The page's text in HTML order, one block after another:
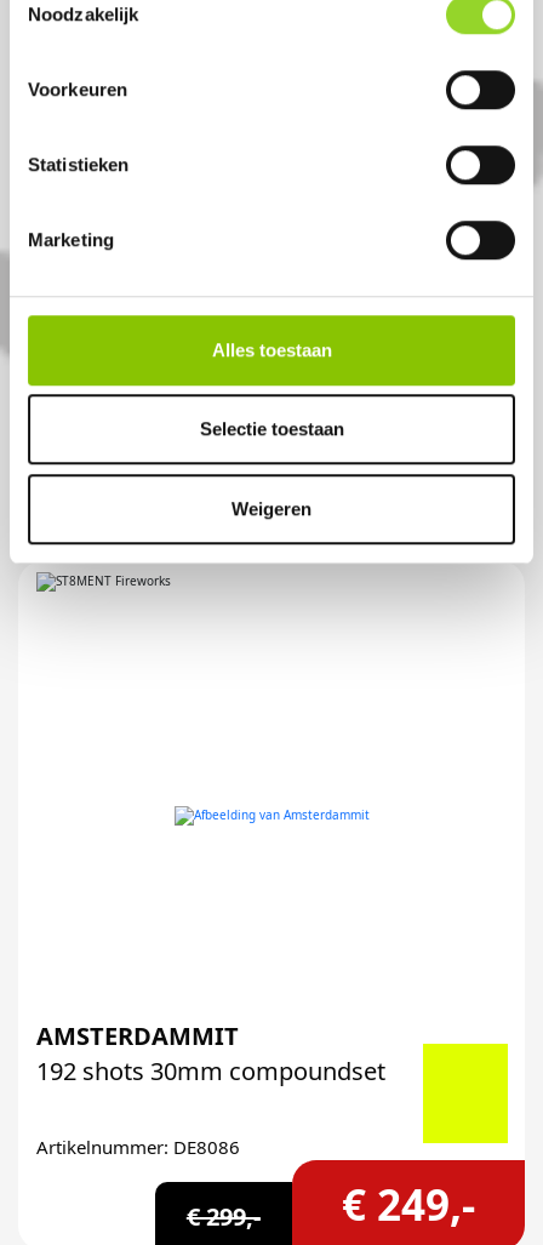
Noodzakelijk
Voorkeuren
Statistieken
Marketing
Alles toestaan
Selectie toestaan
Weigeren
FURIOUS
36 shots 25mm cake
Artikelnummer: DE8041
€ 37,50
AMSTERDAMMIT
192 shots 30mm compoundset
Artikelnummer: DE8086
€ 299,- € 249,-